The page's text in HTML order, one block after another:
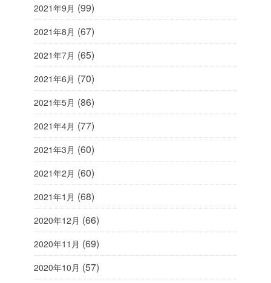
2021年9月 (99)
2021年8月 (67)
2021年7月 (65)
2021年6月 (70)
2021年5月 (86)
2021年4月 (77)
2021年3月 (60)
2021年2月 (60)
2021年1月 (68)
2020年12月 (66)
2020年11月 (69)
2020年10月 (57)